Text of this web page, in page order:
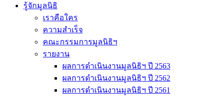
รู้จักมูลนิธิ
เราคือใคร
ความสำเร็จ
คณะกรรมการมูลนิธิฯ
รายงาน
ผลการดำเนินงานมูลนิธิฯ ปี 2563
ผลการดำเนินงานมูลนิธิฯ ปี 2562
ผลการดำเนินงานมูลนิธิฯ ปี 2561